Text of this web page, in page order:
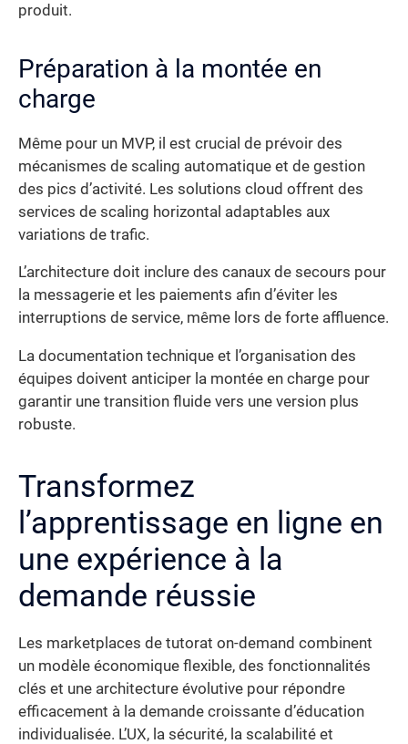
produit.
Préparation à la montée en
charge
Même pour un MVP, il est crucial de prévoir des
mécanismes de scaling automatique et de gestion
des pics d’activité. Les solutions cloud offrent des
services de scaling horizontal adaptables aux
variations de trafic.
L’architecture doit inclure des canaux de secours pour
la messagerie et les paiements afin d’éviter les
interruptions de service, même lors de forte affluence.
La documentation technique et l’organisation des
équipes doivent anticiper la montée en charge pour
garantir une transition fluide vers une version plus
robuste.
Transformez
l’apprentissage en ligne en
une expérience à la
demande réussie
Les marketplaces de tutorat on-demand combinent
un modèle économique flexible, des fonctionnalités
clés et une architecture évolutive pour répondre
efficacement à la demande croissante d’éducation
individualisée. L’UX, la sécurité, la scalabilité et